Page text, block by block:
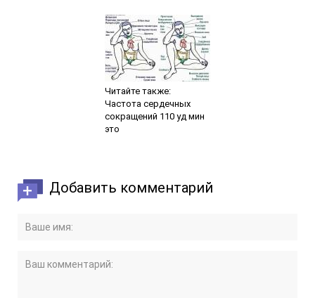
Читайте также:
Частота сердечных
сокращений 110 уд мин
это
Добавить комментарий